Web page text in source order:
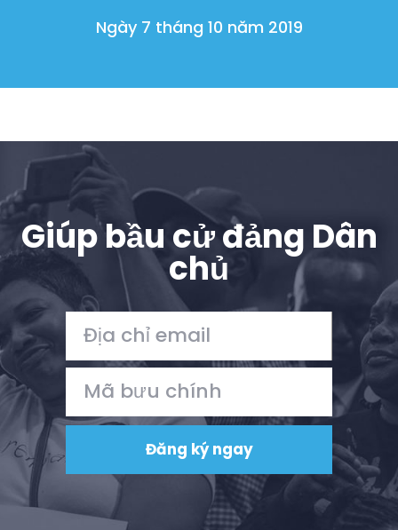
Nhấn
Ngày 7 tháng 10 năm 2019
Giúp bầu cử đảng Dân
chủ